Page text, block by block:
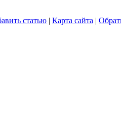
статью | Карта сайта |